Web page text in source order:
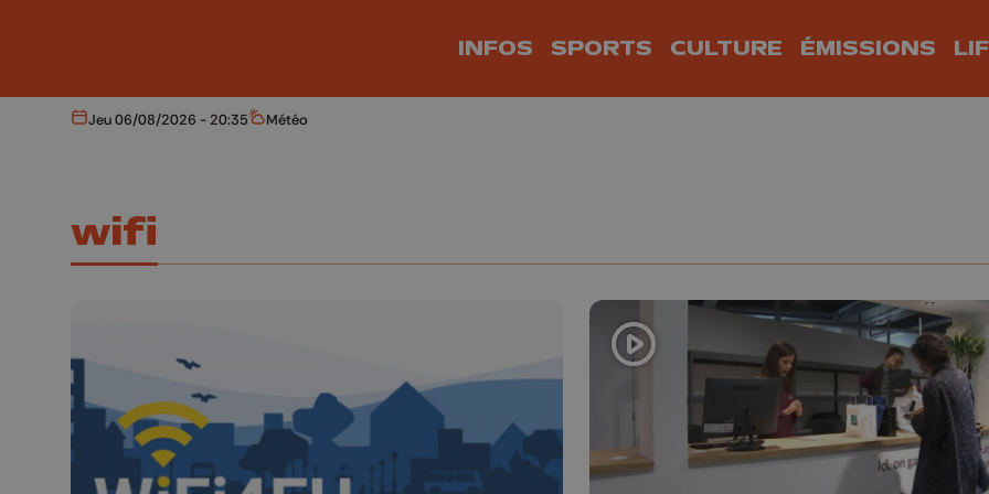
INFOS SPORTS CULTURE ÉMISSIONS
Aujourd'hui
Jeu 06/08/2026 - 20:35 Météo
Météo
wifi